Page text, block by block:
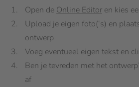
Open de Online Editor en kies
Upload je eigen foto(‘s) en
ontwerp
Voeg eventueel eigen tekst en
Ben je tevreden met het
af